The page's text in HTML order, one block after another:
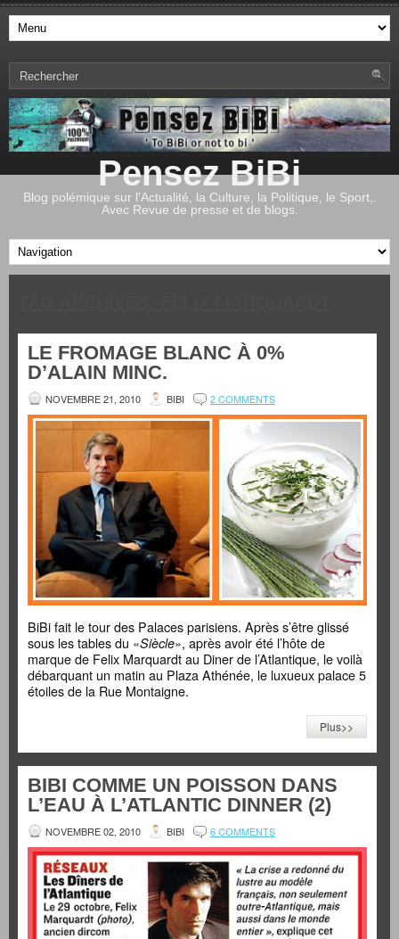
Pensez BiBi
Blog polémique sur l'Actualité, la Culture, la Politique, le Sport,.
Avec Revue de presse et de blogs.
LE FROMAGE BLANC À 0%
D’ALAIN MINC.
NOVEMBRE 21, 2010 BIBI 2 COMMENTS
BiBi fait le tour des Palaces parisiens. Après s’être glissé
sous les tables du «Siècle», après avoir été l’hôte de
marque de Felix Marquardt au Diner de l’Atlantique, le voilà
débarquant un matin au Plaza Athénée, le luxueux palace 5
étoiles de la Rue Montaigne.
Plus>>
BIBI COMME UN POISSON DANS
L’EAU À L’ATLANTIC DINNER (2)
NOVEMBRE 02, 2010 BIBI 6 COMMENTS